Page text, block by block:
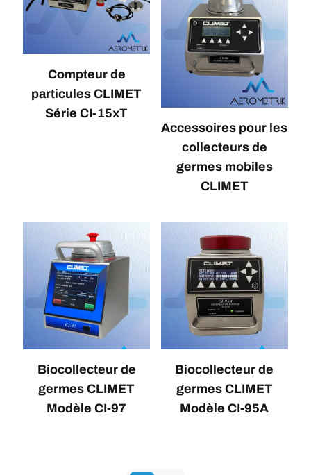
Compteur de
particules CLIMET
Série CI-15xT
Accessoires pour les
collecteurs de
germes mobiles
CLIMET
Biocollecteur de
germes CLIMET
Modèle CI-97
Biocollecteur de
germes CLIMET
Modèle CI-95A